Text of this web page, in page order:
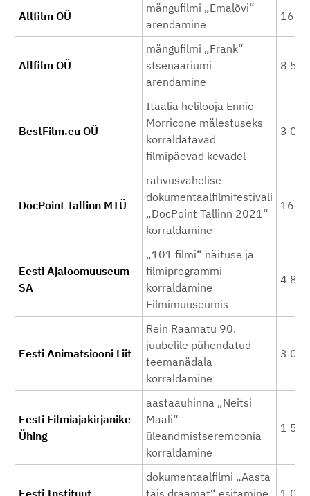
Allfilm OÜ
mängufilmi „Emalõvi“
arendamine
16
Allfilm OÜ
mängufilmi „Frank“
stsenaariumi
arendamine
8 500
BestFilm.eu OÜ
Itaalia helilooja Ennio
Morricone mälestuseks
korraldatavad
filmipäevad kevadel
3 000
DocPoint Tallinn MTÜ
rahvusvahelise
dokumentaalfilmifestivali
„DocPoint Tallinn 2021“
korraldamine
16
Eesti Ajaloomuuseum
SA
„101 filmi“ näituse ja
filmiprogrammi
korraldamine
Filmimuuseumis
4 800
Eesti Animatsiooni Liit
Rein Raamatu 90.
juubelile pühendatud
teemanädala
korraldamine
3 000
Eesti Filmiajakirjanike
Ühing
aastaauhinna „Neitsi
Maali“
üleandmistseremoonia
korraldamine
1 500
Eesti Instituut
dokumentaalfilmi „Aasta
täis draamat“ esitamine
1 000